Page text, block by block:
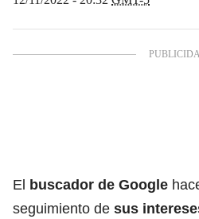
El buscador de Google
seguimiento de sus